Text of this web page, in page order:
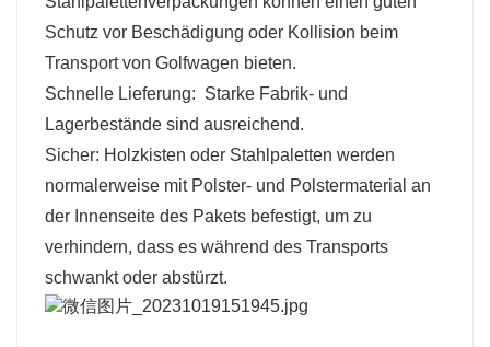
Schutz vor Beschädigung oder Kollision beim
Transport von Golfwagen bieten.
Schnelle Lieferung: Starke Fabrik- und
Lagerbestände sind ausreichend.
Sicher: Holzkisten oder Stahlpaletten werden
normalerweise mit Polster- und Polstermaterial an
der Innenseite des Pakets befestigt, um zu
verhindern, dass es während des Transports
schwankt oder abstürzt.